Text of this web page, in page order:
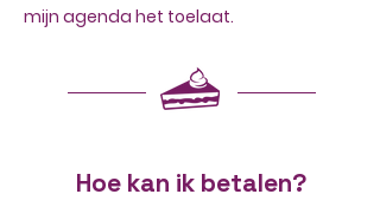
mijn agenda het toelaat.
Hoe kan ik betalen?